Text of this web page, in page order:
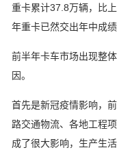
重卡累计37.8万辆，比
年重卡已然交出年中成绩
前半年卡车市场出现整
因。
首先是新冠疫情影响，
路交通物流、各地工程
成了很大影响，生产生